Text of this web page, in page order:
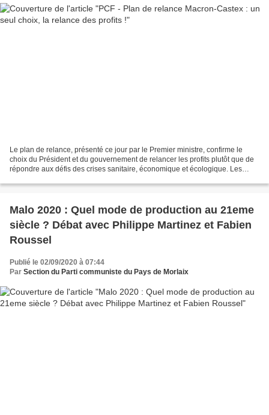
Le plan de relance, présenté ce jour par le Premier ministre, confirme le
choix du Président et du gouvernement de relancer les profits plutôt que de
répondre aux défis des crises sanitaire, économique et écologique. Les
Malo 2020 : Quel mode de production au 21eme
siècle ? Débat avec Philippe Martinez et Fabien
Roussel
Publié le 02/09/2020 à 07:44
Par Section du Parti communiste du Pays de Morlaix